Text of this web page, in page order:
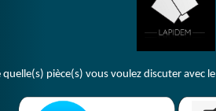
pièce(s) vous voulez discuter avec